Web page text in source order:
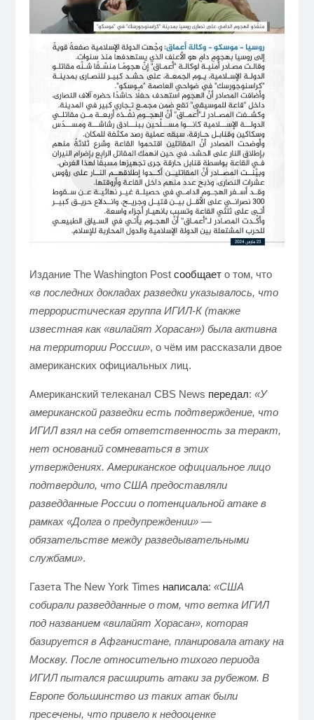
Издание The Washington Post сообщаето том, что
«в последних докладах разведки указывалось, что
террористическая группа ИГИЛ-К (также
известная как «вилайят Хорасан») была активна
на территории России», о чём им рассказали двое
американских официальных лиц.
Американский телеканал CBS News передал: «У
американской разведки есть подтверждение, что
ИГИЛ взял на себя ответственность за теракт,
нет оснований сомневаться в этих
утверждениях. Американское официальное лицо
подтвердило, что США предоставляли
разведданные России о потенциальной атаке в
рамках «Долга о предупреждении» —
обязательстве между разведывательными
службами».
Газета The New York Times написала: «США
собирали разведданные о том, что ветка ИГИЛ
под названием «вилайят Хорасан», которая
базируется в Афганистане, планировала атаку на
Москву. После относительно тихого периода
ИГИЛ пытался расширить атаки за рубежом. В
Европе большинство из таких атак были
пресечены, что привело к недооценке